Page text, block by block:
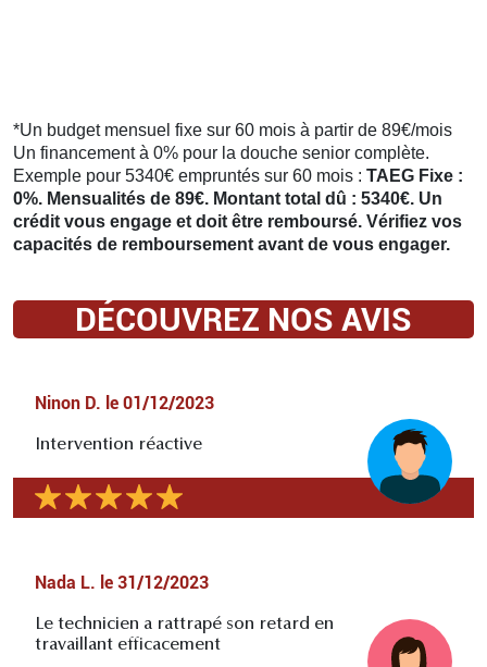
*Un budget mensuel fixe sur 60 mois à partir de 89€/mois
Un financement à 0% pour la douche senior complète.
Exemple pour 5340€ empruntés sur 60 mois : TAEG Fixe :
0%. Mensualités de 89€. Montant total dû : 5340€. Un
crédit vous engage et doit être remboursé. Vérifiez vos
capacités de remboursement avant de vous engager.
DÉCOUVREZ NOS AVIS
Ninon D. le 01/12/2023
Intervention réactive
Nada L. le 31/12/2023
Le technicien a rattrapé son retard en
travaillant efficacement